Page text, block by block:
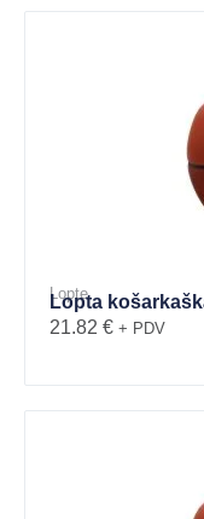
Lopte
Lopta
21.82 € + PDV